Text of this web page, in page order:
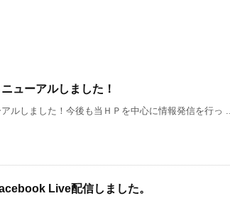
ューアルしました！
ルしました！今後も当ＨＰを中心に情報発信を行っ ...
Live配信しました。